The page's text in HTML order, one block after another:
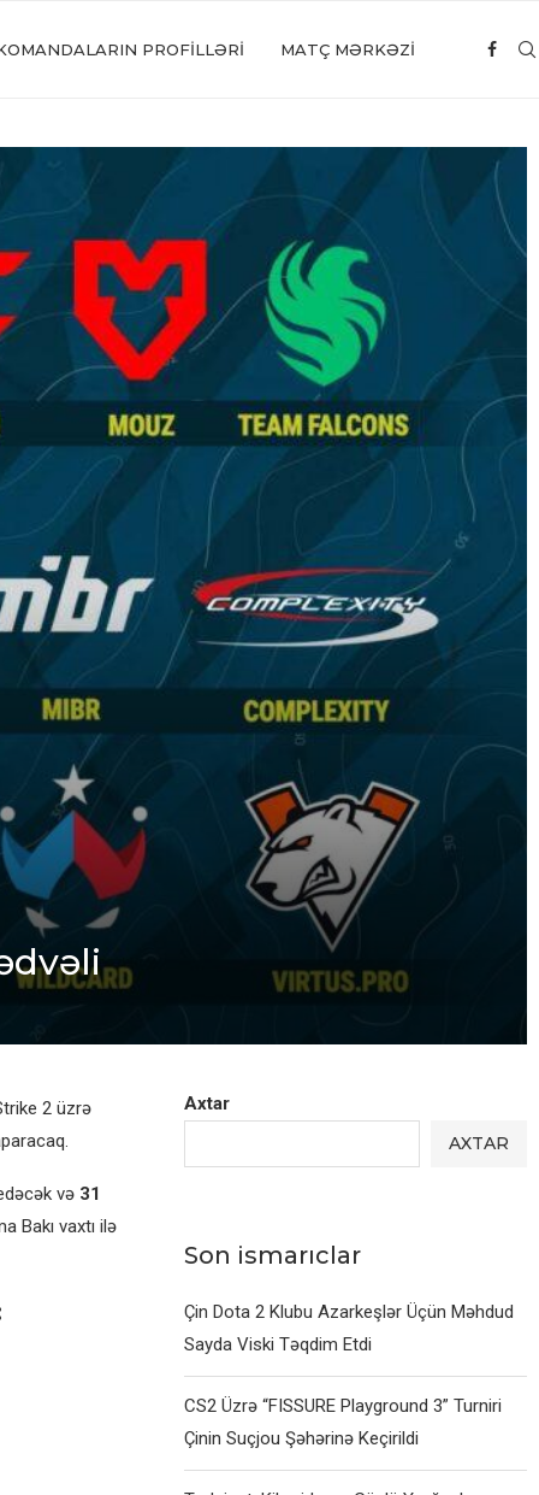
PROFILLƏRI MATÇ MƏRKƏZİ
2 üzrə
və 31
Bakı vaxtı ilə
Axtar
AXTAR
Son ismarıclar
Çin Dota 2 Klubu Azarkeşlər Üçün Məhdud
Sayda Viski Təqdim Etdi
CS2 Üzrə “FISSURE Playground 3” Turniri
Çinin Suçjou Şəhərinə Keçirildi